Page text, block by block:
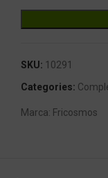
SKU: 10291
Categories:
Marca: Fricosmos